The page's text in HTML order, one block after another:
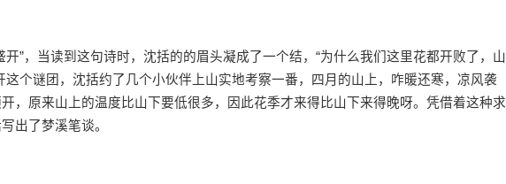
，当读到这句诗时，沈括的的眉头凝成了一个结，“为什么我们这里花都开败了，山
这个谜团，沈括约了几个小伙伴上山实地考察一番，四月的山上，咋暖还寒，凉风袭
，原来山上的温度比山下要低很多，因此花季才来得比山下来得晚呀。凭借着这种求
出了梦溪笔谈。